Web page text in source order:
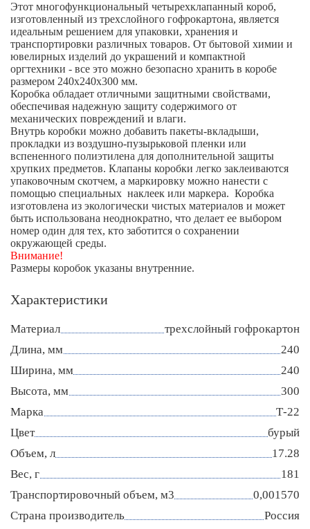
Этот многофункциональный четырехклапанный короб,
изготовленный из трехслойного гофрокартона, является
идеальным решением для упаковки, хранения и
транспортировки различных товаров. От бытовой химии и
ювелирных изделий до украшений и компактной
оргтехники - все это можно безопасно хранить в коробе
размером 240х240х300 мм.
Коробка обладает отличными защитными свойствами,
обеспечивая надежную защиту содержимого от
механических повреждений и влаги.
Внутрь коробки можно добавить пакеты-вкладыши,
прокладки из воздушно-пузырьковой пленки или
вспененного полиэтилена для дополнительной защиты
хрупких предметов. Клапаны коробки легко заклеиваются
упаковочным скотчем, а маркировку можно нанести с
помощью специальных наклеек или маркера. Коробка
изготовлена из экологически чистых материалов и может
быть использована неоднократно, что делает ее выбором
номер один для тех, кто заботится о сохранении
окружающей среды.
Внимание!
Размеры коробок указаны внутренние.
Характеристики
Материал
трехслойный гофрокартон
Длина, мм
240
Ширина, мм
240
Высота, мм
300
Марка
Т-22
Цвет
бурый
Объем, л
17.28
Вес, г
181
Транспортировочный объем, м3
0,001570
Страна производитель
Россия